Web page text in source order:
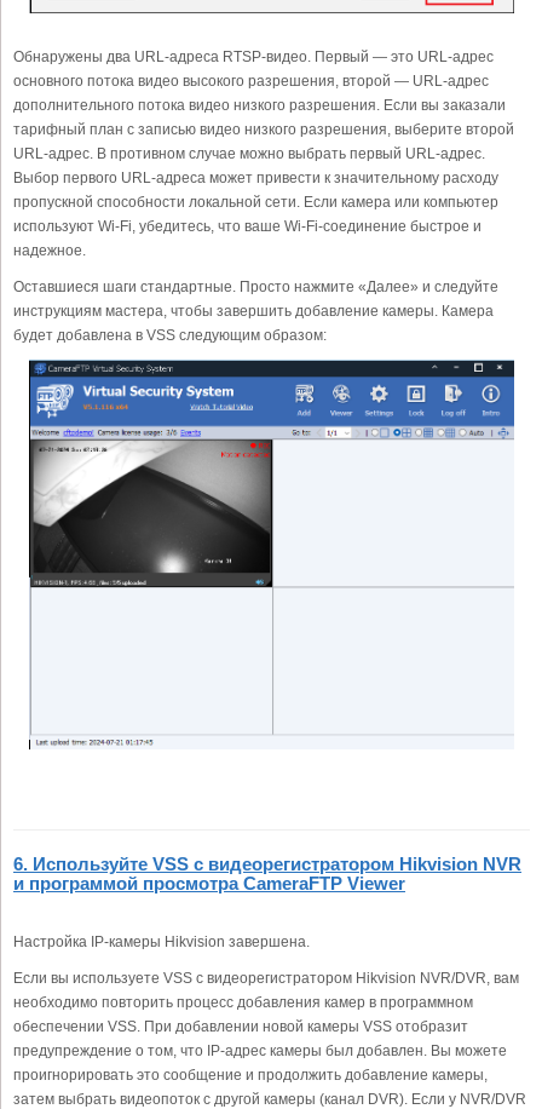
Обнаружены два URL-адреса RTSP-видео. Первый — это URL-адрес
основного потока видео высокого разрешения, второй — URL-адрес
дополнительного потока видео низкого разрешения. Если вы заказали
тарифный план с записью видео низкого разрешения, выберите второй
URL-адрес. В противном случае можно выбрать первый URL-адрес.
Выбор первого URL-адреса может привести к значительному расходу
пропускной способности локальной сети. Если камера или компьютер
используют Wi-Fi, убедитесь, что ваше Wi-Fi-соединение быстрое и
надежное.
Оставшиеся шаги стандартные. Просто нажмите «Далее» и следуйте
инструкциям мастера, чтобы завершить добавление камеры. Камера
будет добавлена в VSS следующим образом:
6. Используйте VSS с видеорегистратором Hikvision NVR
и программой просмотра CameraFTP Viewer
Настройка IP-камеры Hikvision завершена.
Если вы используете VSS с видеорегистратором Hikvision NVR/DVR, вам
необходимо повторить процесс добавления камер в программном
обеспечении VSS. При добавлении новой камеры VSS отобразит
предупреждение о том, что IP-адрес камеры был добавлен. Вы можете
проигнорировать это сообщение и продолжить добавление камеры,
затем выбрать видеопоток с другой камеры (канал DVR). Если у NVR/DVR